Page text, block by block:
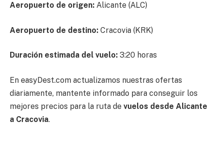
Aeropuerto de origen: Alicante (ALC)
Aeropuerto de destino: Cracovia (KRK)
Duración estimada del vuelo: 3:20 horas
En easyDest.com actualizamos nuestras ofertas
diariamente, mantente informado para conseguir los
mejores precios para la ruta de vuelos desde Alicante
a Cracovia.